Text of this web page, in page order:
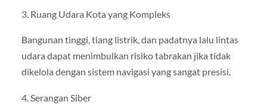
3. Ruang Udara Kota yang Kompleks
Bangunan tinggi, tiang listrik, dan padatnya lalu lintas
udara dapat menimbulkan risiko tabrakan jika tidak
dikelola dengan sistem navigasi yang sangat presisi.
4. Serangan Siber